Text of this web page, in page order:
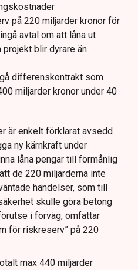
på 220 miljarder kronor för
avtal om att låna ut
blir dyrare än
differenskontrakt som
miljarder kronor under 40
är enkelt förklarat avsedd
ny kärnkraft under
låna pengar till förmånlig
de 220 miljarderna inte
händelser, som till
skulle göra betong
i förväg, omfattar
för riskreserv” på 220
max 440 miljarder